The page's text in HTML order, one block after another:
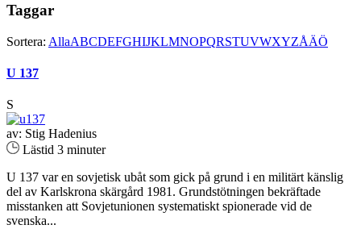
Taggar
Sortera: AllaABCDEFGHIJKLMNOPQRSTUVWXYZÅÄÖ
U 137
S
av: Stig Hadenius
Lästid 3 minuter
U 137 var en sovjetisk ubåt som gick på grund i en militärt känslig
del av Karlskrona skärgård 1981. Grundstötningen bekräftade
misstanken att Sovjetunionen systematiskt spionerade vid de
svenska...